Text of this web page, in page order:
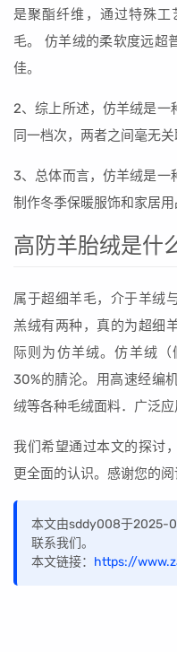
是聚酯纤维，通过特殊
毛。 仿羊绒的柔软度远超
佳。
2、综上所述，仿羊绒是一
同一档次，两者之间毫无关
3、总体而言，仿羊绒是一
制作冬季保暖服饰和家居用
高防羊胎绒是什
属于超细羊毛，介于羊绒
羔绒有两种，真的为超细
际则为仿羊绒。仿羊绒（
30%的腈沦。用高速经编
绒等各种毛绒面料．广泛应
我们希望通过本文的探讨
更全面的认识。感谢您的阅
本文由sddy008于2025-
联系我们。
本文链接： https://